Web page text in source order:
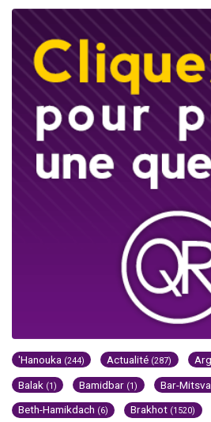
'Hanouka (244) Actualité (287)
Balak (1) Bamidbar (1) Bar-Mitsva
Beth-Hamikdach (6) Brakhot (1520)